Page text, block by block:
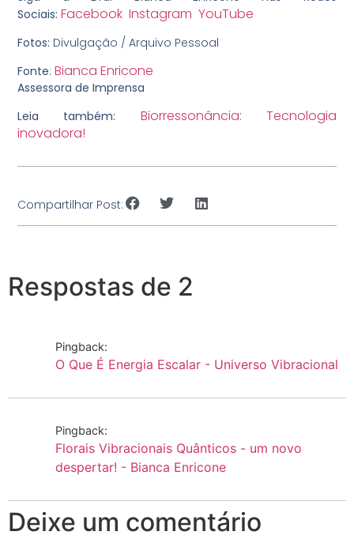
Sociais:Facebook Instagram YouTube
Fotos: Divulgação / Arquivo Pessoal
Fonte:Bianca Enricone
Assessora de Imprensa
Leia também: Biorressonância: Tecnologia
inovadora!
Compartilhar Post:
Respostas de 2
Pingback:
O Que É Energia Escalar - Universo Vibracional
Pingback:
Florais Vibracionais Quânticos - um novo
despertar! - Bianca Enricone
Deixe um comentário